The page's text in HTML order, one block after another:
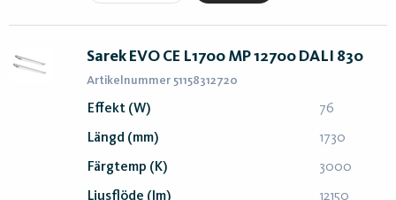
Sarek EVO CE L1700 MP 12700 DALI 830
Artikelnummer 51158312720
Effekt (W) 76
Längd (mm) 1730
Färgtemp (K) 3000
Ljusflöde (lm) 12150